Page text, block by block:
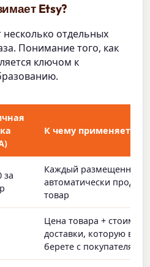
Etsy?
отдельных
Понимание того, как
ключом к
К чему применяется
за
Каждый размещенный
автоматически
товар
Цена товара +
доставки, которую вы
берете с покупателя